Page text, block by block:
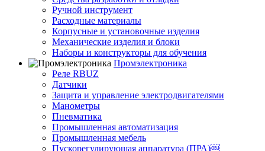
Ручной инструмент
Расходные материалы
Корпусные и установочные изделия
Механические изделия и блоки
Наборы и конструкторы для обучения
Промэлектроника
Реле RBUZ
Датчики
Защита и управление электродвигателями
Манометры
Пневматика
Промышленная автоматизация
Промышленная мебель
Пускорегулирующая аппаратура (ПРА)￼